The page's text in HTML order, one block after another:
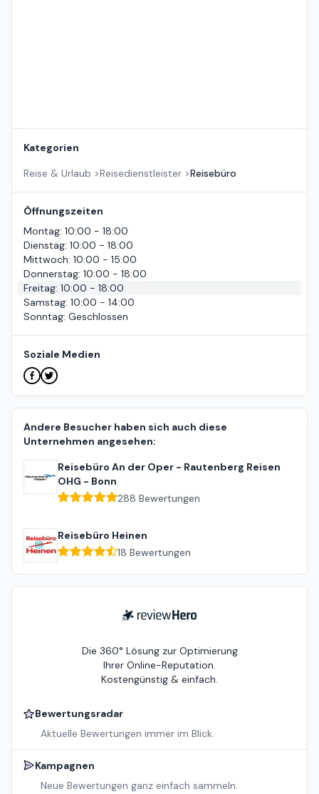
Kategorien
Reise & Urlaub >Reisedienstleister >Reisebüro
Öffnungszeiten
Montag: 10:00 - 18:00
Dienstag: 10:00 - 18:00
Mittwoch: 10:00 - 15:00
Donnerstag: 10:00 - 18:00
Freitag: 10:00 - 18:00
Samstag: 10:00 - 14:00
Sonntag: Geschlossen
Soziale Medien
Andere Besucher haben sich auch diese
Unternehmen angesehen:
Reisebüro An der Oper - Rautenberg Reisen
OHG - Bonn
288 Bewertungen
Reisebüro Heinen
18 Bewertungen
ReviewHero
Die 360° Lösung zur Optimierung
Ihrer Online-Reputation.
Kostengünstig & einfach.
Bewertungsradar
Aktuelle Bewertungen immer im Blick.
Kampagnen
Neue Bewertungen ganz einfach sammeln.